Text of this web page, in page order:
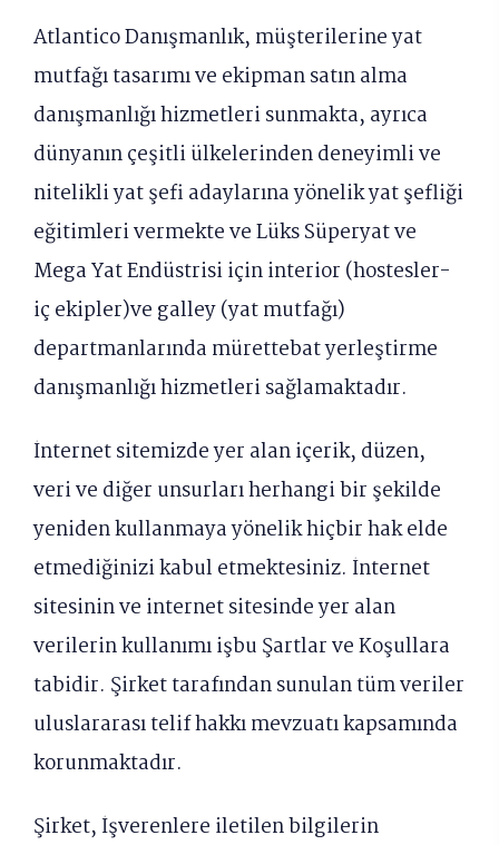
Atlantico Danışmanlık, müşterilerine yat
mutfağı tasarımı ve ekipman satın alma
danışmanlığı hizmetleri sunmakta, ayrıca
dünyanın çeşitli ülkelerinden deneyimli ve
nitelikli yat şefi adaylarına yönelik yat şefliği
eğitimleri vermekte ve Lüks Süperyat ve
Mega Yat Endüstrisi için interior (hostesler-
iç ekipler)ve galley (yat mutfağı)
departmanlarında mürettebat yerleştirme
danışmanlığı hizmetleri sağlamaktadır.
İnternet sitemizde yer alan içerik, düzen,
veri ve diğer unsurları herhangi bir şekilde
yeniden kullanmaya yönelik hiçbir hak elde
etmediğinizi kabul etmektesiniz. İnternet
sitesinin ve internet sitesinde yer alan
verilerin kullanımı işbu Şartlar ve Koşullara
tabidir. Şirket tarafından sunulan tüm veriler
uluslararası telif hakkı mevzuatı kapsamında
korunmaktadır.
Şirket, İşverenlere iletilen bilgilerin